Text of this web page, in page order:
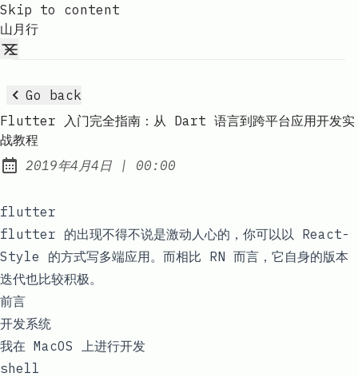
Skip to content
山月行
Go back
Flutter 入门完全指南：从 Dart 语言到跨平台应用开发实
战教程
Published:
2019年4月4日 | at
00:00
flutter
flutter 的出现不得不说是激动人心的，你可以以 React-
Style 的方式写多端应用。而相比 RN 而言，它自身的版本
迭代也比较积极。
前言
开发系统
我在 MacOS 上进行开发
shell